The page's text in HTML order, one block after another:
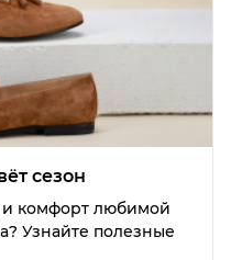
сезон
и комфорт любимой
Узнайте полезные